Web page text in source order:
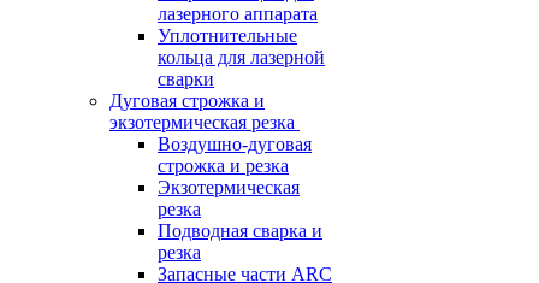
лазерного аппарата
Уплотнительные
кольца для лазерной
сварки
Дуговая строжка и
экзотермическая резка
Воздушно-дуговая
строжка и резка
Экзотермическая
резка
Подводная сварка и
резка
Запасные части ARC